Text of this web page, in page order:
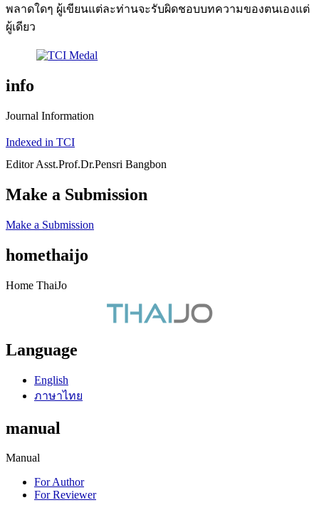
พลาดใดๆ ผู้เขียนแต่ละท่านจะรับผิดชอบบทความของตนเองแต่
ผู้เดียว
info
Journal Information
Indexed in TCI
Editor Asst.Prof.Dr.Pensri Bangbon
Make a Submission
Make a Submission
homethaijo
Home ThaiJo
Language
English
ภาษาไทย
manual
Manual
For Author
For Reviewer